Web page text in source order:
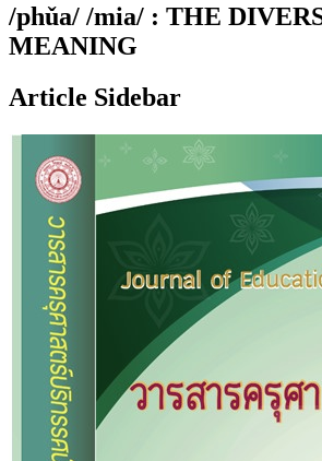
/phǔa/ /mia/ : THE
MEANING
Article Sidebar